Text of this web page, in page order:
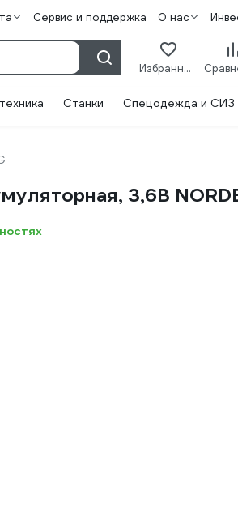
Сервис и поддержка О нас
Избранное
Станки Спецодежда и СИЗ
3,6В